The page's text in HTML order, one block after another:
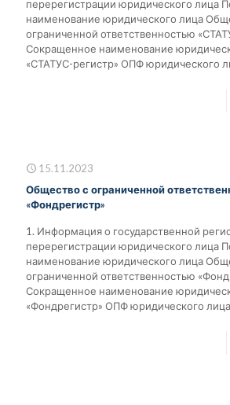
перерегистрации юридического лица
наименование юридического лица
ограниченной ответственностью
Сокращенное наименование
«СТАТУС-регистр» ОПФ юридического
15.11.2023
Общество с ограниченной
«Фондрегистр»
1. Информация о государственной
перерегистрации юридического лица
наименование юридического лица
ограниченной ответственностью
Сокращенное наименование
«Фондрегистр» ОПФ юридического